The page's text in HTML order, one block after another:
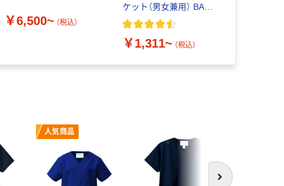
￥6,500~ （税込）
ケット（男女兼用） BAS-
001
￥1,311~ （税込）
次へ
人気商品